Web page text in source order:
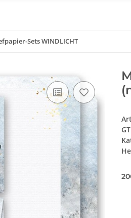
Sets WINDLICHT